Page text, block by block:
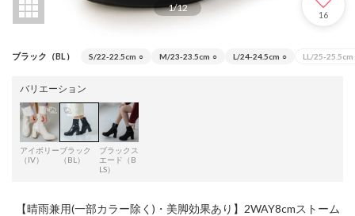
1/12
16
ブラック（BL） S/22-22.5cm ○ M/23-23.5cm ○ L/24-24.5cm ○ LL/25-25.5cm
バリエーション
アイボリー
（IV）
ブラック
（BL）
ブラックス
エード（B
LS）
【晴雨兼用(一部カラー除く)・美脚効果あり】2WAY8cmストーム